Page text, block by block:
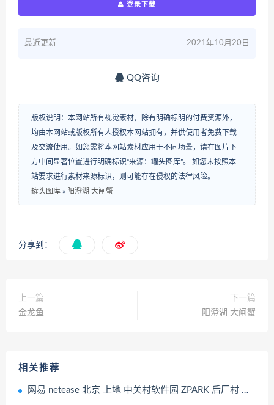
登录下载
最近更新 2021年10月20日
QQ咨询
版权说明：本网站所有视觉素材，除有明确标明的付费资源外，
均由本网站或版权所有人授权本网站拥有，并供使用者免费下载
及交流使用。如您需将本网站素材应用于不同场景，请在图片下
方中间显著位置进行明确标识“来源：罐头图库”。 如您未按照本
站要求进行素材来源标识，则可能存在侵权的法律风险。
罐头图库 » 阳澄湖 大闸蟹
分享到：
上一篇
金龙鱼
下一篇
阳澄湖 大闸蟹
相关推荐
网易 netease 北京 上地 中关村软件园 ZPARK 后厂村 互联网 大厂